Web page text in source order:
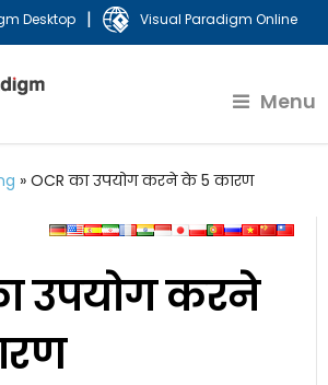
Desktop | Visual Paradigm Online
Menu
»OCR का उपयोग करने के 5 कारण
उपयोग करने